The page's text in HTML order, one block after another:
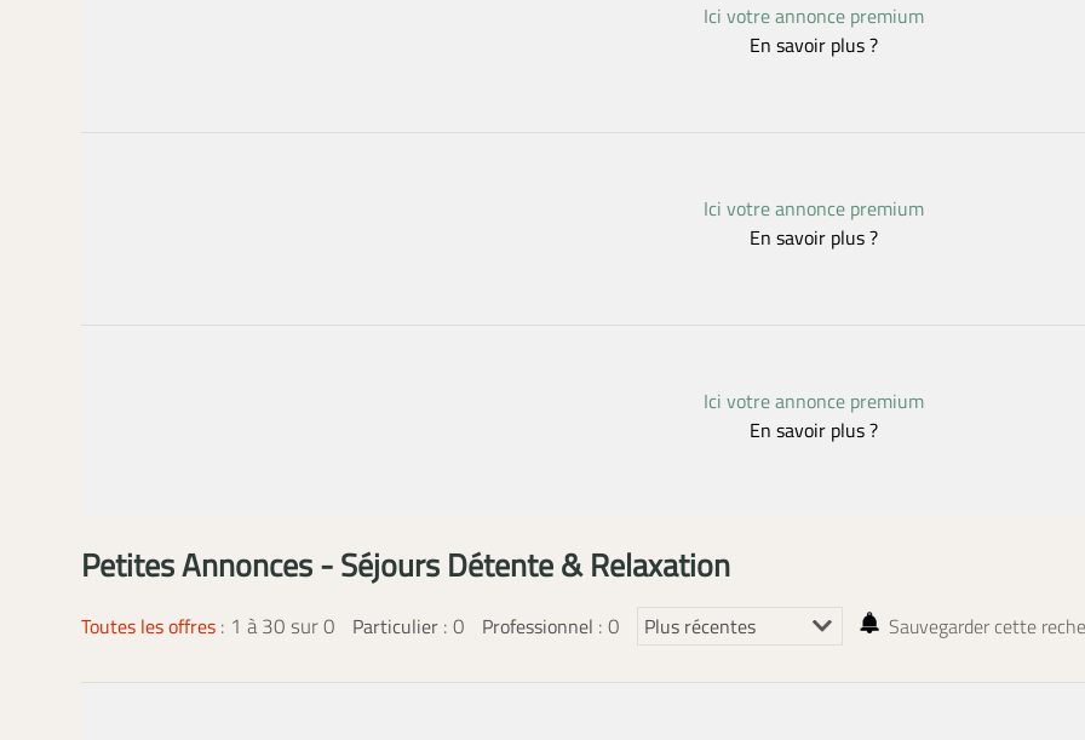
Ici votre annonce premium
En savoir plus ?
Ici votre annonce premium
En savoir plus ?
Ici votre annonce premium
En savoir plus ?
Petites Annonces - Séjours Détente & Relaxation
Toutes les offres : 1 à 30 sur 0 Particulier : 0 Professionnel : 0 Sauvegarder cette